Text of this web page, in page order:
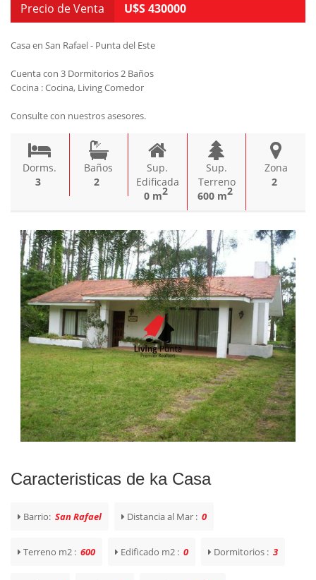
Precio de Venta U$S 430000
Casa en San Rafael - Punta del Este
Cuenta con 3 Dormitorios 2 Baños
Cocina : Cocina, Living Comedor
Consulte con nuestros asesores.
Dorms.
3
Baños
2
Sup.
Edificada
0 m2
Sup.
Terreno
600 m2
Zona
2
Caracteristicas de ka Casa
Barrio: San Rafael Distancia al Mar : 0
Terreno m2 : 600 Edificado m2 : 0 Dormitorios : 3